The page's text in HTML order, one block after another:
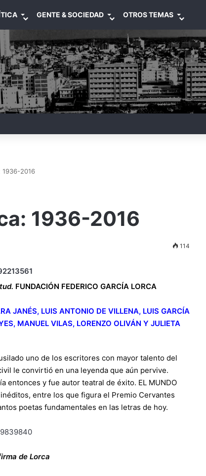
GENTE & SOCIEDAD OTROS TEMAS
1936-2016
1936-2016
114
FUNDACIÓN FEDERICO GARCÍA LORCA
JANÉS, LUIS ANTONIO DE VILLENA, LUIS GARCÍA
MANUEL VILAS, LORENZO OLIVÁN Y JULIETA
uno de los escritores con mayor talento del
le convirtió en una leyenda que aún pervive.
entonces y fue autor teatral de éxito. EL MUNDO
entre los que figura el Premio Cervantes
poetas fundamentales en las letras de hoy.
de Lorca